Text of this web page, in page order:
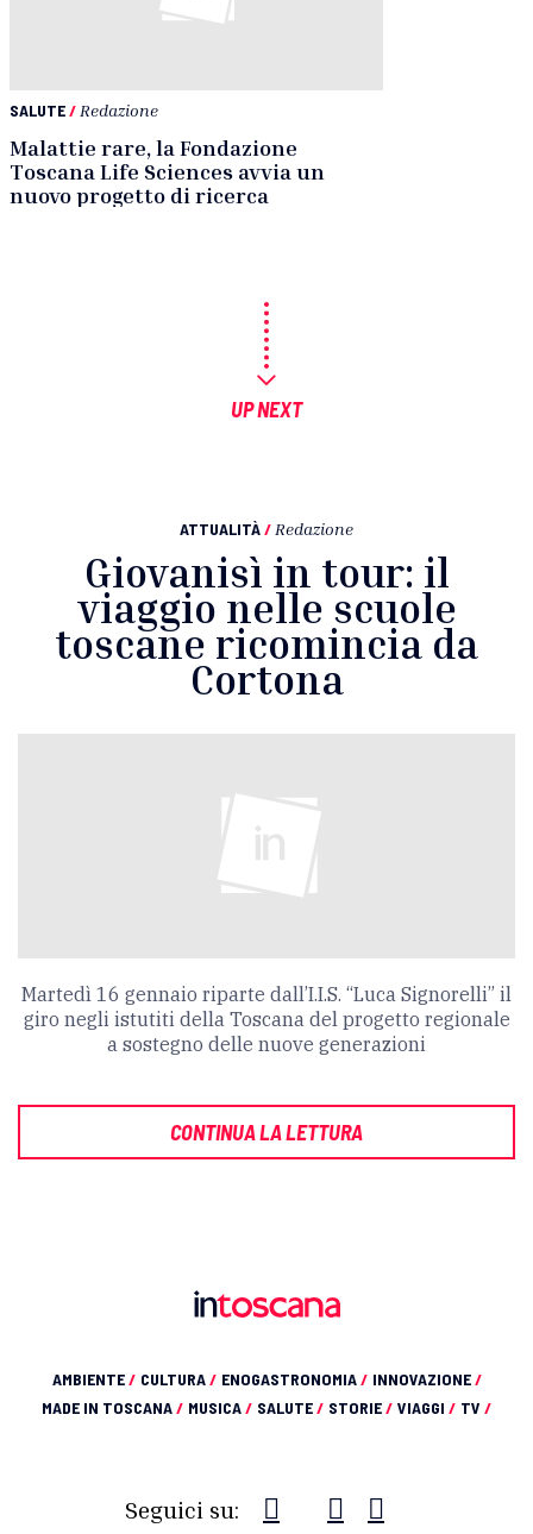
SALUTE/ Redazione
Malattie rare, la Fondazione
Toscana Life Sciences avvia un
nuovo progetto di ricerca
UP NEXT
ATTUALITÀ/ Redazione
Giovanisì in tour: il
viaggio nelle scuole
toscane ricomincia da
Cortona
Martedì 16 gennaio riparte dall’I.I.S. “Luca Signorelli” il
giro negli istutiti della Toscana del progetto regionale
a sostegno delle nuove generazioni
CONTINUA LA LETTURA
AMBIENTE/ CULTURA/ ENOGASTRONOMIA/ INNOVAZIONE/
MADE IN TOSCANA/ MUSICA/ SALUTE/ STORIE/ VIAGGI / TV /
Seguici su: